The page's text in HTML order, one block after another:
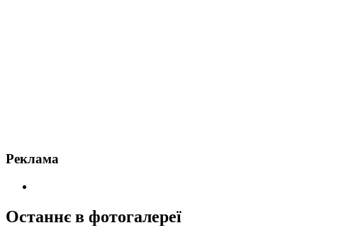
Реклама
Останнє в фотогалереї